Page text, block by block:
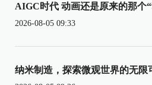
AIGC时代 动画还是原来的那个
2026-08-05 09:33
纳米制造，探索微观世界的无限